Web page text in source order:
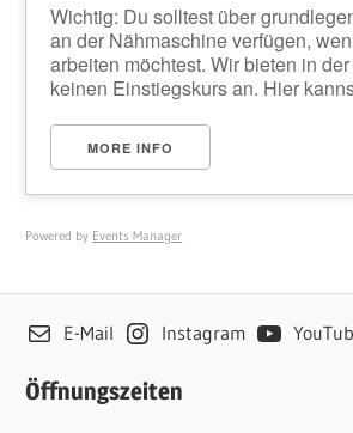
Wichtig: Du solltest über
an der Nähmaschine verfügen,
arbeiten möchtest. Wir bieten in
keinen Einstiegskurs an. Hier
MORE INFO
Powered by Events Manager
E-Mail Instagram
Öffnungszeiten